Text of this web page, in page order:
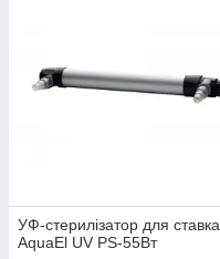
УФ-стерилізатор для ставка
AquaEl UV PS-55Вт